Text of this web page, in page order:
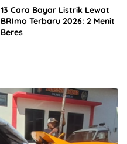
13 Cara Bayar Listrik Lewat
BRImo Terbaru 2026: 2 Menit
Beres